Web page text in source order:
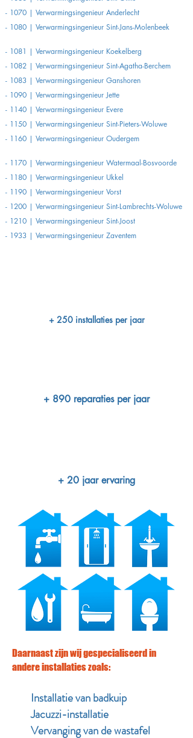
- 1070 | Verwarmingsingenieur Anderlecht
- 1080 | Verwarmingsingenieur Sint-Jans-Molenbeek
- 1081 | Verwarmingsingenieur Koekelberg
- 1082 | Verwarmingsingenieur Sint-Agatha-Berchem
- 1083 | Verwarmingsingenieur Ganshoren
- 1090 | Verwarmingsingenieur Jette
- 1140 | Verwarmingsingenieur Evere
- 1150 | Verwarmingsingenieur Sint-Pieters-Woluwe
- 1160 | Verwarmingsingenieur Oudergem
- 1170 | Verwarmingsingenieur Watermaal-Bosvoorde
- 1180 | Verwarmingsingenieur Ukkel
- 1190 | Verwarmingsingenieur Vorst
- 1200 | Verwarmingsingenieur Sint-Lambrechts-Woluwe
- 1210 | Verwarmingsingenieur Sint-Joost
- 1933 | Verwarmingsingenieur Zaventem
+ 250 installaties per jaar
+ 890 reparaties per jaar
+ 20 jaar ervaring
Daarnaast zijn wij gespecialiseerd in
andere installaties zoals:
Installatie van badkuip
Jacuzzi-installatie
Vervanging van de wastafel